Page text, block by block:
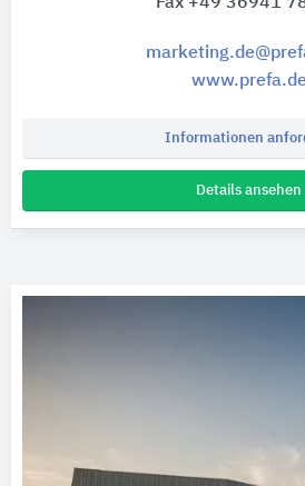
Informationen
Details ansehen